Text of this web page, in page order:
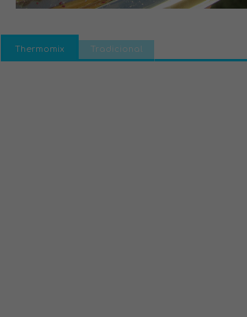
Thermomix Tradicional